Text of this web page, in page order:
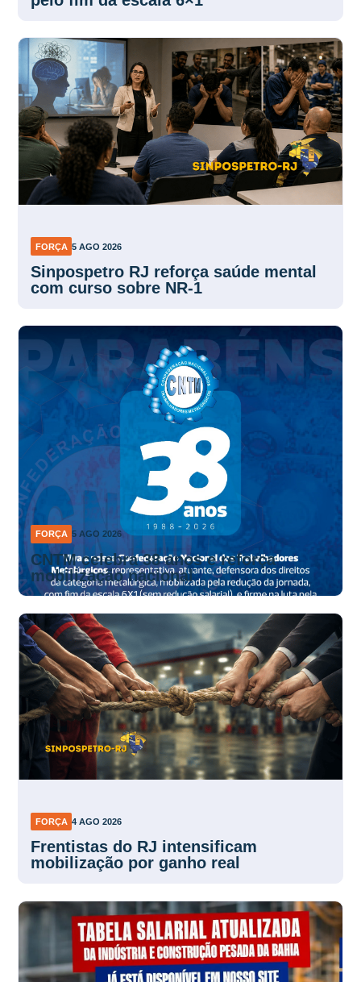
FORÇA 5 AGO 2026
Sinpospetro RJ reforça saúde mental
com curso sobre NR-1
FORÇA 5 AGO 2026
CNTM celebra 38 anos e reforça
mobilização nacional
FORÇA 4 AGO 2026
Frentistas do RJ intensificam
mobilização por ganho real